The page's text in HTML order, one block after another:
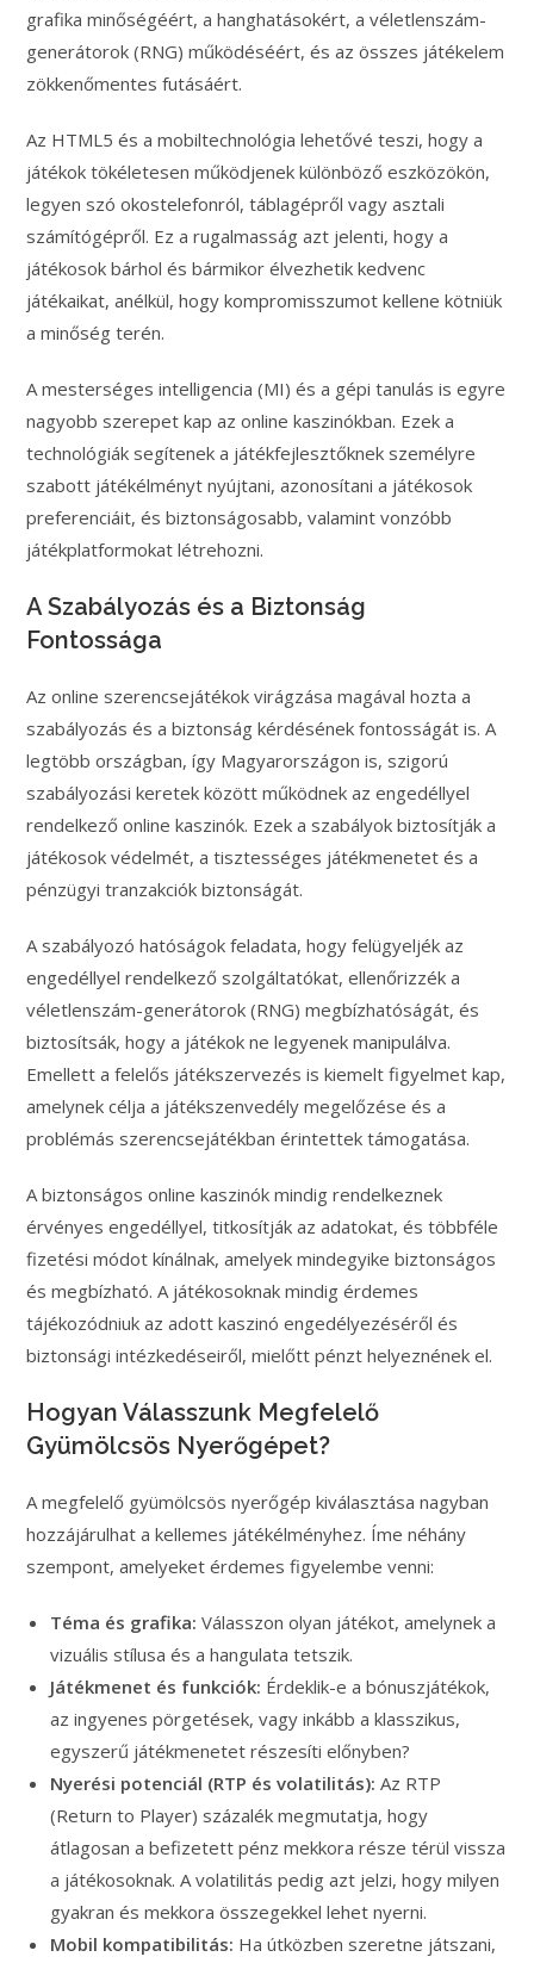
grafika minőségéért, a hanghatásokért, a véletlenszám-
generátorok (RNG) működéséért, és az összes játékelem
zökkenőmentes futásáért.
Az HTML5 és a mobiltechnológia lehetővé teszi, hogy a
játékok tökéletesen működjenek különböző eszközökön,
legyen szó okostelefonról, táblagépről vagy asztali
számítógépről. Ez a rugalmasság azt jelenti, hogy a
játékosok bárhol és bármikor élvezhetik kedvenc
játékaikat, anélkül, hogy kompromisszumot kellene kötniük
a minőség terén.
A mesterséges intelligencia (MI) és a gépi tanulás is egyre
nagyobb szerepet kap az online kaszinókban. Ezek a
technológiák segítenek a játékfejlesztőknek személyre
szabott játékélményt nyújtani, azonosítani a játékosok
preferenciáit, és biztonságosabb, valamint vonzóbb
játékplatformokat létrehozni.
A Szabályozás és a Biztonság
Fontossága
Az online szerencsejátékok virágzása magával hozta a
szabályozás és a biztonság kérdésének fontosságát is. A
legtöbb országban, így Magyarországon is, szigorú
szabályozási keretek között működnek az engedéllyel
rendelkező online kaszinók. Ezek a szabályok biztosítják a
játékosok védelmét, a tisztességes játékmenetet és a
pénzügyi tranzakciók biztonságát.
A szabályozó hatóságok feladata, hogy felügyeljék az
engedéllyel rendelkező szolgáltatókat, ellenőrizzék a
véletlenszám-generátorok (RNG) megbízhatóságát, és
biztosítsák, hogy a játékok ne legyenek manipulálva.
Emellett a felelős játékszervezés is kiemelt figyelmet kap,
amelynek célja a játékszenvedély megelőzése és a
problémás szerencsejátékban érintettek támogatása.
A biztonságos online kaszinók mindig rendelkeznek
érvényes engedéllyel, titkosítják az adatokat, és többféle
fizetési módot kínálnak, amelyek mindegyike biztonságos
és megbízható. A játékosoknak mindig érdemes
tájékozódniuk az adott kaszinó engedélyezéséről és
biztonsági intézkedéseiről, mielőtt pénzt helyeznének el.
Hogyan Válasszunk Megfelelő
Gyümölcsös Nyerőgépet?
A megfelelő gyümölcsös nyerőgép kiválasztása nagyban
hozzájárulhat a kellemes játékélményhez. Íme néhány
szempont, amelyeket érdemes figyelembe venni:
Téma és grafika: Válasszon olyan játékot, amelynek a
vizuális stílusa és a hangulata tetszik.
Játékmenet és funkciók: Érdeklik-e a bónuszjátékok,
az ingyenes pörgetések, vagy inkább a klasszikus,
egyszerű játékmenetet részesíti előnyben?
Nyerési potenciál (RTP és volatilitás): Az RTP
(Return to Player) százalék megmutatja, hogy
átlagosan a befizetett pénz mekkora része térül vissza
a játékosoknak. A volatilitás pedig azt jelzi, hogy milyen
gyakran és mekkora összegekkel lehet nyerni.
Mobil kompatibilitás: Ha útközben szeretne játszani,